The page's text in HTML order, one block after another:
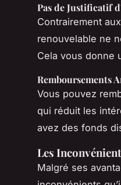
Pas de Justificatif
Contrairement
renouvelable ne
Cela vous donne
Remboursements
Vous pouvez
qui réduit les
avez des fonds
Les
Malgré ses